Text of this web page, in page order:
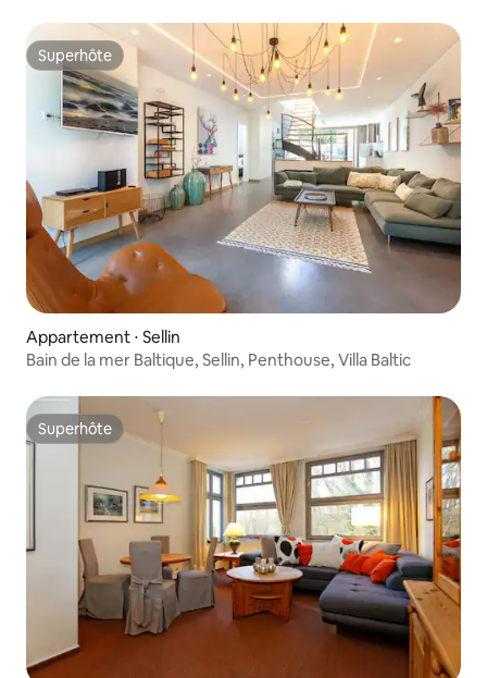
Superhôte
Superhôte
Appartement ⋅ Sellin
Bain de la mer Baltique, Sellin, Penthouse, Villa Baltic
Superhôte
Superhôte